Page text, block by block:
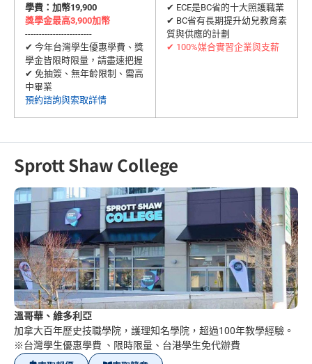
學費：加幣19,900
獎學金最高3,900加幣
------------------------
✔ 今年台灣學生優惠學費、獎
學金皆限時限量，請盡速把握
✔ 免抽簽、無年齡限制、需高
中畢業
預約諮詢與索取詳情
✔ ECE是BC省的十大照護職業
✔ BC省有長期提升幼兒教育素
質與供應的計劃
✔ 100%媒合實習企業與支薪
Sprott Shaw College
溫哥華、維多利亞
加拿大百年歷史技職學院，護理知名學院，超過100年教學經驗。
※台灣學生優惠學費 、限時限量、台港學生免代辦費